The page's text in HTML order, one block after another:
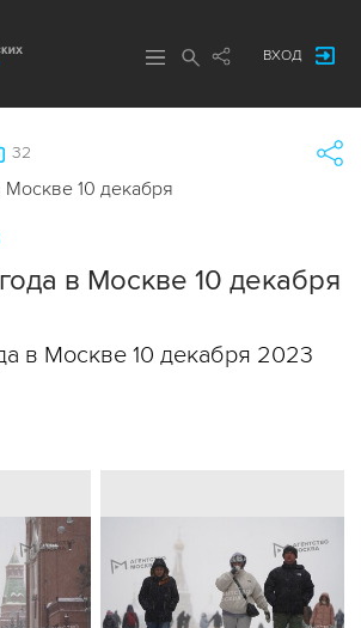
ВХОД
10 декабря
32
в Москве 10 декабря
в Москве 10 декабря 2023